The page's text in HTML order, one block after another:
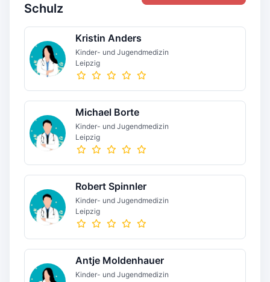
Schulz
Kristin Anders
Kinder- und Jugendmedizin
Leipzig
Michael Borte
Kinder- und Jugendmedizin
Leipzig
Robert Spinnler
Kinder- und Jugendmedizin
Leipzig
Antje Moldenhauer
Kinder- und Jugendmedizin